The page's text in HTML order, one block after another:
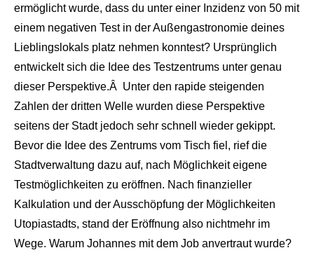
ermöglicht wurde, dass du unter einer Inzidenz von 50 mit
einem negativen Test in der Außengastronomie deines
Lieblingslokals platz nehmen konntest? Ursprünglich
entwickelt sich die Idee des Testzentrums unter genau
dieser Perspektive.Â Unter den rapide steigenden
Zahlen der dritten Welle wurden diese Perspektive
seitens der Stadt jedoch sehr schnell wieder gekippt.
Bevor die Idee des Zentrums vom Tisch fiel, rief die
Stadtverwaltung dazu auf, nach Möglichkeit eigene
Testmöglichkeiten zu eröffnen. Nach finanzieller
Kalkulation und der Ausschöpfung der Möglichkeiten
Utopiastadts, stand der Eröffnung also nichtmehr im
Wege. Warum Johannes mit dem Job anvertraut wurde?